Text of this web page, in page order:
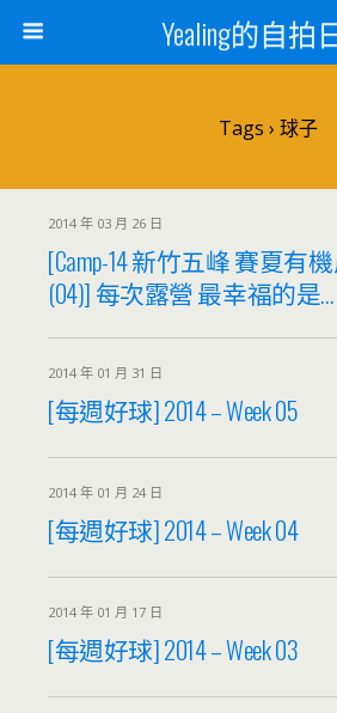
Yealing的自拍
Tags › 球子
2014 年 03 月 26 日
[Camp-14 新竹五峰 賽夏有
(04)] 每次露營 最幸福的是…
2014 年 01 月 31 日
[每週好球] 2014 – Week 05
2014 年 01 月 24 日
[每週好球] 2014 – Week 04
2014 年 01 月 17 日
[每週好球] 2014 – Week 03